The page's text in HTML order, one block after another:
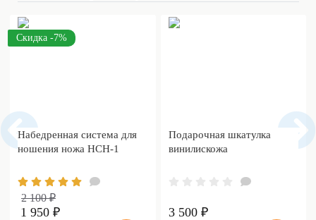
Скидка -7%
Набедренная система для
ношения ножа НСН-1
2 100 ₽
1 950 ₽
Подарочная шкатулка
винилискожа
3 500 ₽